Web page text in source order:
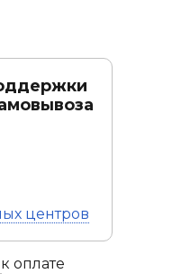
центров
оплате